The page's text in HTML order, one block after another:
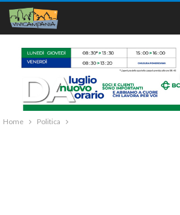
Home Politica